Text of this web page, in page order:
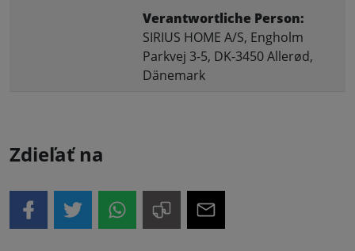
Verantwortliche Person:
SIRIUS HOME A/S, Engholm
Parkvej 3-5, DK-3450 Allerød,
Dänemark
Zdieľať na